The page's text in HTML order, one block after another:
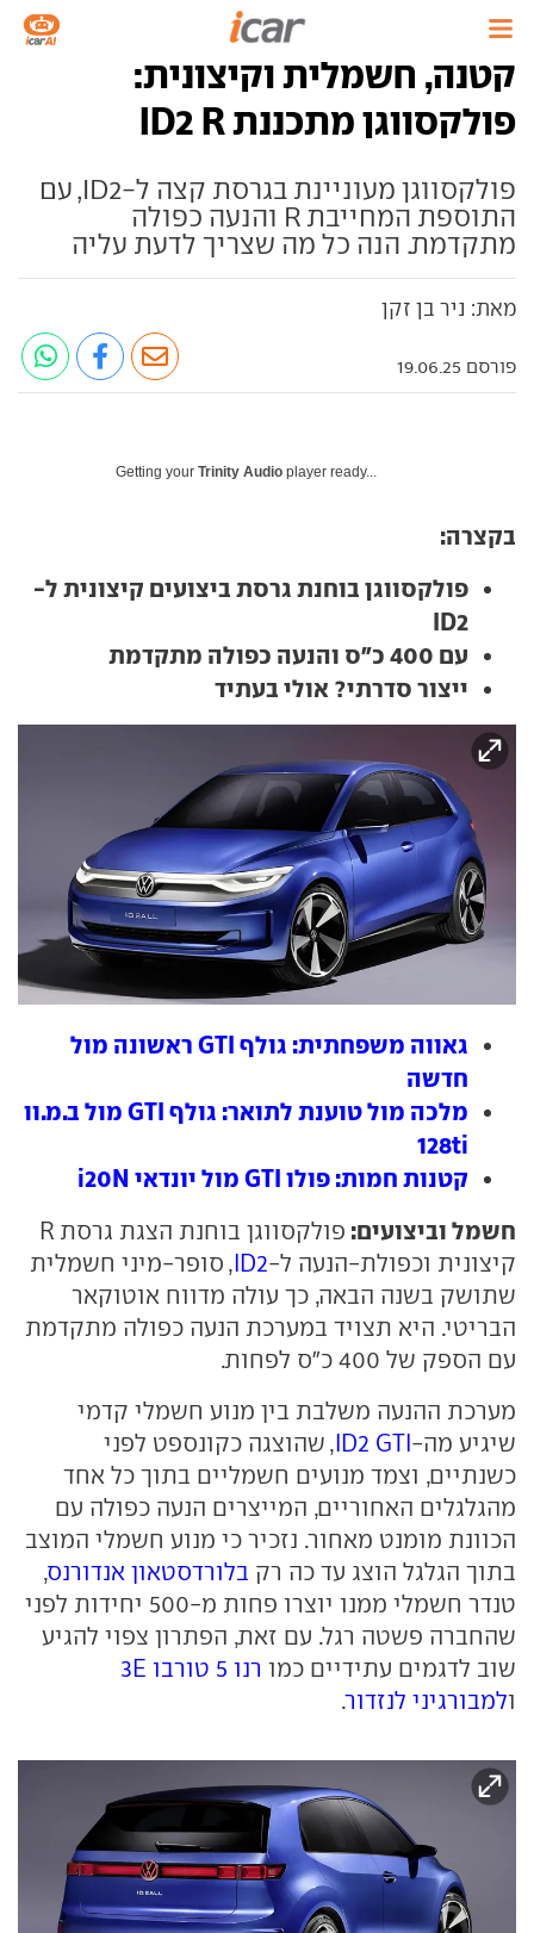
קטנה, חשמלית וקיצונית:
פולקסווגן מתכננת ID2 R
פולקסווגן מעוניינת בגרסת קצה ל-ID2, עם
התוספת המחייבת R והנעה כפולה
מתקדמת. הנה כל מה שצריך לדעת עליה
מאת: ניר בן זקן
פורסם 19.06.25
Getting your Trinity Audio player ready...
בקצרה:
פולקסווגן בוחנת גרסת ביצועים קיצונית ל-
ID2
עם 400 כ"ס והנעה כפולה מתקדמת
ייצור סדרתי? אולי בעתיד
גאווה משפחתית: גולף GTI ראשונה מול
חדשה
מלכה מול טוענת לתואר: גולף GTI מול ב.מ.וו
128ti
קטנות חמות: פולו GTI מול יונדאי i20N
חשמל וביצועים:
פולקסווגן בוחנת הצגת גרסת R
קיצונית וכפולת-הנעה ל-ID2, סופר-מיני חשמלית
שתושק בשנה הבאה, כך עולה מדווח אוטוקאר
הבריטי. היא תצויד במערכת הנעה כפולה מתקדמת
עם הספק של 400 כ"ס לפחות.
מערכת ההנעה משלבת בין מנוע חשמלי קדמי
שיגיע מה-ID2 GTI, שהוצגה כקונספט לפני
כשנתיים, וצמד מנועים חשמליים בתוך כל אחד
מהגלגלים האחוריים, המייצרים הנעה כפולה עם
הכוונת מומנט מאחור. נזכיר כי מנוע חשמלי המוצב
בתוך הגלגל הוצג עד כה רק בלורדסטאון אנדורנס,
טנדר חשמלי ממנו יוצרו פחות מ-500 יחידות לפני
שהחברה פשטה רגל. עם זאת, הפתרון צפוי להגיע
שוב לדגמים עתידיים כמו רנו 5 טורבו 3E
ולמבורגיני לנזדור.